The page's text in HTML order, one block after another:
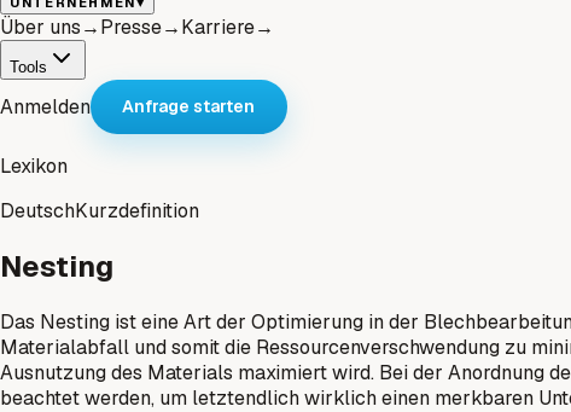
Über uns→Presse→Karriere→
Tools
Anmelden Anfrage starten
Lexikon
DeutschKurzdefinition
Nesting
Das Nesting ist eine Art der Optimierung in der
Materialabfall und somit die Ressourcenverschwendung zu
Ausnutzung des Materials maximiert wird. Bei der Anordnung
beachtet werden, um letztendlich wirklich einen merkbaren